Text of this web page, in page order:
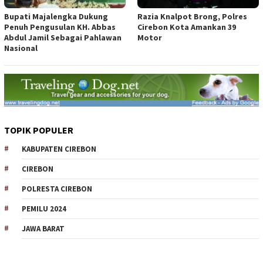
Bupati Majalengka Dukung
Penuh Pengusulan KH. Abbas
Abdul Jamil Sebagai Pahlawan
Nasional
Razia Knalpot Brong, Polres
Cirebon Kota Amankan 39
Motor
TOPIK POPULER
KABUPATEN CIREBON
CIREBON
POLRESTA CIREBON
PEMILU 2024
JAWA BARAT